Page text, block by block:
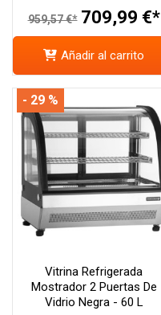
959,57 €* 709,99 €*
Añadir al carrito
Vitrina Refrigerada
Mostrador 2 Puertas De
Vidrio Negra - 60 L
- 29 %